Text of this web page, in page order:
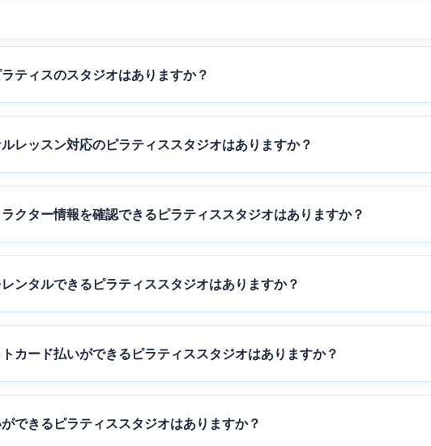
ティスのスタジオはありますか？
レッスン対応のピラティススタジオはありますか？
クター情報を確認できるピラティススタジオはありますか？
ンタルできるピラティススタジオはありますか？
カード払いができるピラティススタジオはありますか？
できるピラティススタジオはありますか？